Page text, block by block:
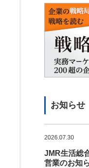
お知らせ
2026.07.30
JMR生活総
営業のお知